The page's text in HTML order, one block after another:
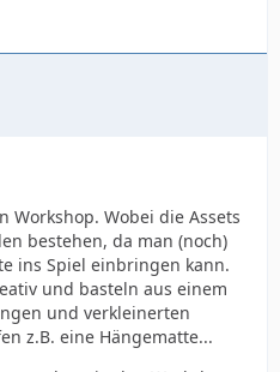
Workshop. Wobei die Assets
bestehen, da man (noch)
ins Spiel einbringen kann.
und basteln aus einem
und verkleinerten
z.B. eine Hängematte...